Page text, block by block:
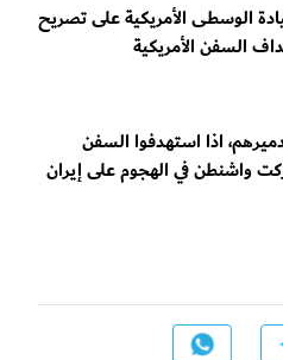
الوسطى الأمريكية على تصريح
السفن الأمريكية
اذا استهدفوا السفن
واشنطن في الهجوم على إيران